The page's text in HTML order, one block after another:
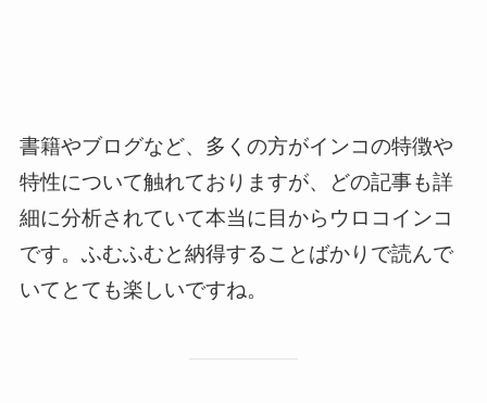
書籍やブログなど、多くの方がインコの特徴や
特性について触れておりますが、どの記事も詳
細に分析されていて本当に 目からウロコインコ
です。ふむふむと納得することばかりで読んで
いてとても楽しいですね。